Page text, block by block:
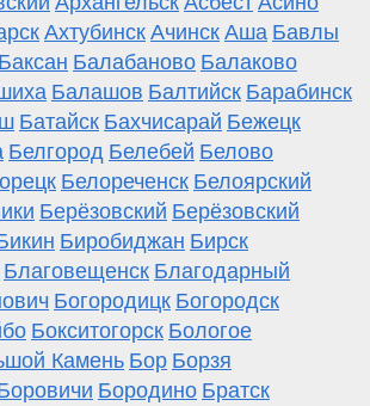
Ахтубинск Ачинск Аша Бавлы
Баксан Балабаново Балаково
Балашов Балтийск Барабинск
Батайск Бахчисарай Бежецк
Белгород Белебей Белово
Белореченск Белоярский
Берёзовский Берёзовский
Биробиджан Бирск
Благовещенск Благодарный
Богородицк Богородск
Бокситогорск Бологое
Камень Бор Борзя
Бородино Братск